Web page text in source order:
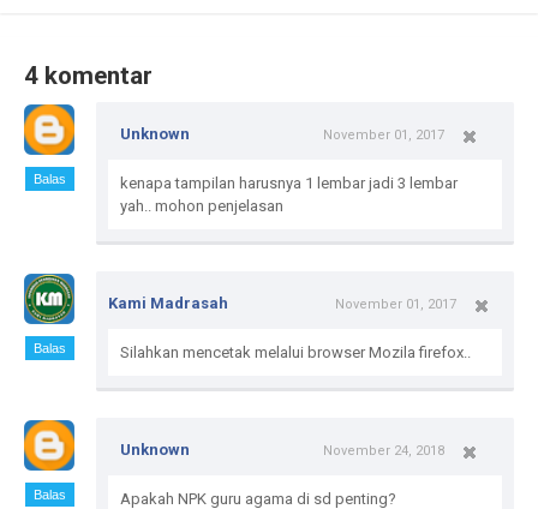
4 komentar
Balas
Unknown November 01, 2017
kenapa tampilan harusnya 1 lembar jadi 3 lembar
yah.. mohon penjelasan
Balas
Kami Madrasah November 01, 2017
Silahkan mencetak melalui browser Mozila firefox..
Balas
Unknown November 24, 2018
Apakah NPK guru agama di sd penting?